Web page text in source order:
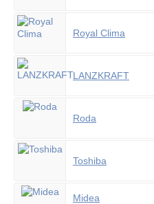
Royal Clima
LANZKRAFT
Roda
Toshiba
Midea